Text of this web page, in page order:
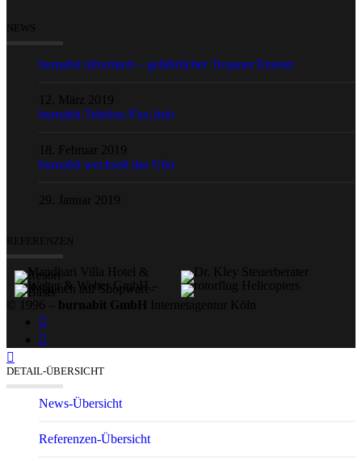
NEWS
burnabit informiert – gefährlicher Trojaner Emotet
12. März 2019
burnabit Telefon-/Fax-Info
18. Februar 2019
burnabit wechselt das Ufer
29. Januar 2019
REFERENZEN
© 1996 – burnabit GmbH Internetagentur Köln
DETAIL-ÜBERSICHT
News-Übersicht
Referenzen-Übersicht